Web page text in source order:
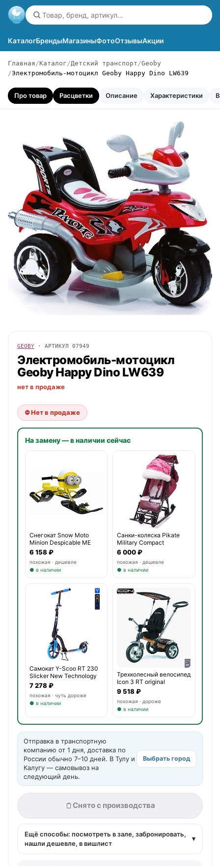
КаталогБрендыМагазиныФотоОтзывыАкции
Главная Каталог Детский транспорт Geoby
Электромобиль-мотоцикл Geoby Happy Dino LW639
Про товар Расцветки Описание Характеристики
GEOBY · АРТИКУЛ 07949
Электромобиль-мотоцикл
GeobyHappy Dino LW639
нет в продаже
⛔ Нет в продаже
На замену — в наличии сейчас
Снегокат Snow Moto
Minion Despicable ME
3701
6 158 ₽
похожая · дешевле
● в наличии
Санки-коляска Pikate
Military Compact
6 000 ₽
похожая · дешевле
● в наличии
Самокат Y-Scoo RT 230
Slicker New Technology
7 278 ₽
похожая · чуть дороже
● в наличии
Трехколесный велосипед
Icon 3 RT original
9 518 ₽
похожая · дороже
● в наличии
Отправка в транспортную
компанию от 1 дня, доставка по
России обычно 7–10 дней. В Тулу и
Калугу — самовывоз на
следующий день.
Выбрать город
Снято с производства
Ещё способы: посмотреть в зале, забронировать,
нашли дешевле, в вишлист
▾